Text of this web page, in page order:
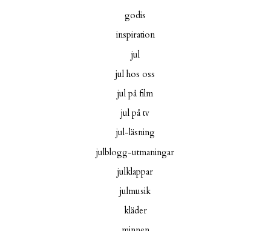
godis
inspiration
jul
jul hos oss
jul på film
jul på tv
jul-läsning
julblogg-utmaningar
julklappar
julmusik
kläder